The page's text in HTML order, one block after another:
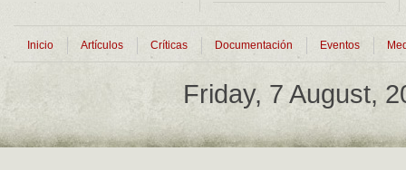
Inicio Artículos Críticas Documentación Eventos
Friday, 7 August,